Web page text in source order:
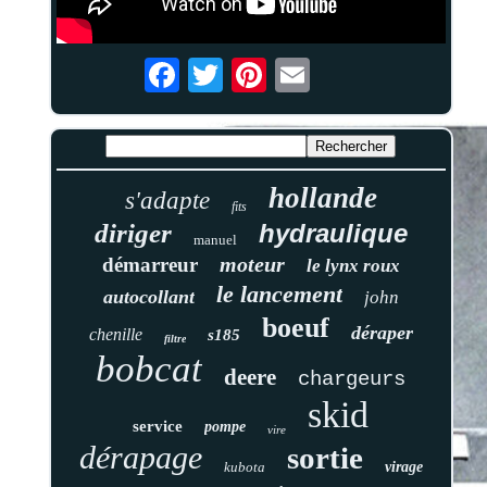
s'adapte fits hollande
diriger manuel hydraulique
démarreur moteur le lynx roux
autocollant le lancement john
chenille filtre s185 boeuf déraper
bobcat deere chargeurs
service pompe vire skid
dérapage kubota sortie virage